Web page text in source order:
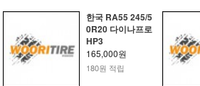
한국 RA55 245/5
0R20 다이나프로
HP3
165,000원
180원 적립